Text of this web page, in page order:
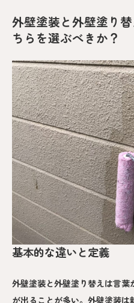
外壁塗装と外壁塗り
ちらを選ぶべきか？
基本的な違いと定義
外壁塗装と外壁塗り替えは言
が出ることが多い。外壁塗装